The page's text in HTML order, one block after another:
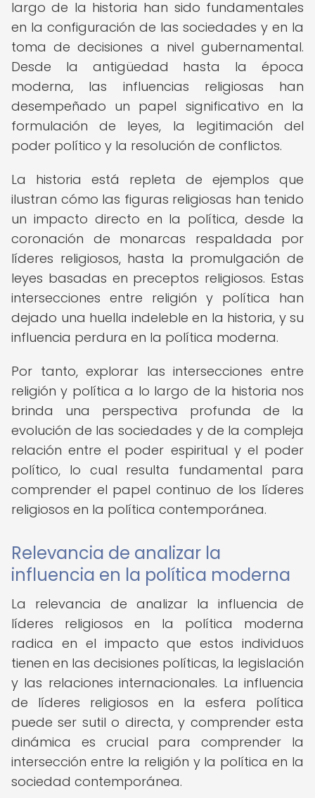
largo de la historia han sido fundamentales
en la configuración de las sociedades y en la
toma de decisiones a nivel gubernamental.
Desde la antigüedad hasta la época
moderna, las influencias religiosas han
desempeñado un papel significativo en la
formulación de leyes, la legitimación del
poder político y la resolución de conflictos.
La historia está repleta de ejemplos que
ilustran cómo las figuras religiosas han tenido
un impacto directo en la política, desde la
coronación de monarcas respaldada por
líderes religiosos, hasta la promulgación de
leyes basadas en preceptos religiosos. Estas
intersecciones entre religión y política han
dejado una huella indeleble en la historia, y su
influencia perdura en la política moderna.
Por tanto, explorar las intersecciones entre
religión y política a lo largo de la historia nos
brinda una perspectiva profunda de la
evolución de las sociedades y de la compleja
relación entre el poder espiritual y el poder
político, lo cual resulta fundamental para
comprender el papel continuo de los líderes
religiosos en la política contemporánea.
Relevancia de analizar la
influencia en la política moderna
La relevancia de analizar la influencia de
líderes religiosos en la política moderna
radica en el impacto que estos individuos
tienen en las decisiones políticas, la legislación
y las relaciones internacionales. La influencia
de líderes religiosos en la esfera política
puede ser sutil o directa, y comprender esta
dinámica es crucial para comprender la
intersección entre la religión y la política en la
sociedad contemporánea.